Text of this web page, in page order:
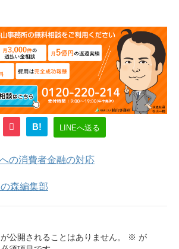
B! LINEへ送る
の消費者金融の対応
森編集部
公開されることはありません。 ※ が